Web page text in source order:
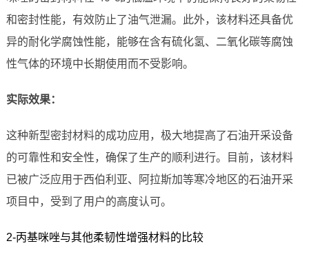
和密封性能，有效防止了油气泄漏。此外，该材料还具备优
异的耐化学腐蚀性能，能够在含有硫化氢、二氧化碳等腐蚀
性气体的环境中长期使用而不受影响。
实际效果：
这种新型密封材料的成功应用，极大地提高了石油开采设备
的可靠性和安全性，确保了生产的顺利进行。目前，该材料
已被广泛应用于西伯利亚、阿拉斯加等寒冷地区的石油开采
项目中，受到了用户的高度认可。
2-丙基咪唑与其他柔韧性增强材料的比较